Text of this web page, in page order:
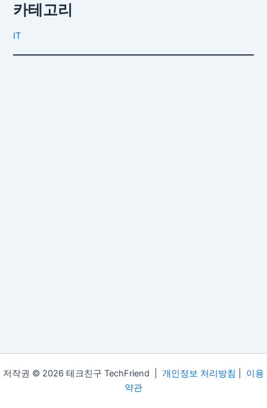
카테고리
IT
저작권 © 2026 테크친구 TechFriend | 개인정보 처리방침
이용
약관